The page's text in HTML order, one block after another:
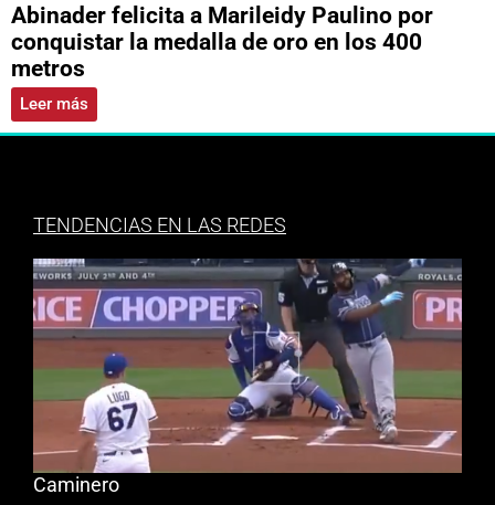
Abinader felicita a Marileidy Paulino por
conquistar la medalla de oro en los 400
metros
Leer más
TENDENCIAS EN LAS REDES
Caminero